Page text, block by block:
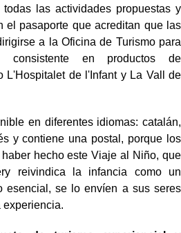
las actividades propuestas y
el pasaporte que acreditan que las
a la Oficina de Turismo para
consistente en productos de
L'Hospitalet de l'Infant y La Vall de
en diferentes idiomas: catalán,
y contiene una postal, porque los
hecho este Viaje al Niño, que
reivindica la infancia como un
esencial, se lo envíen a sus seres
experiencia.